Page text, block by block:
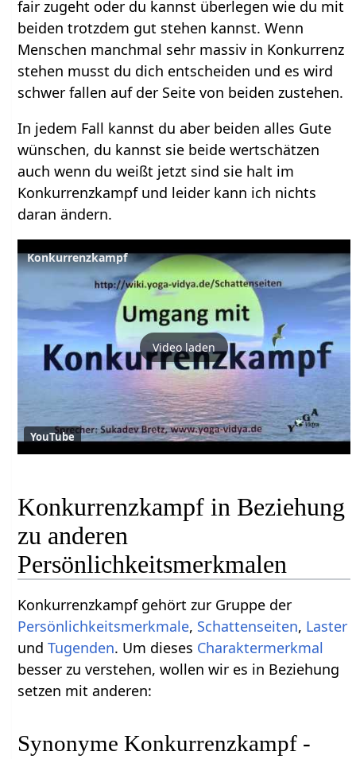
fair zugeht oder du kannst überlegen wie du mit
beiden trotzdem gut stehen kannst. Wenn
Menschen manchmal sehr massiv in Konkurrenz
stehen musst du dich entscheiden und es wird
schwer fallen auf der Seite von beiden zustehen.
In jedem Fall kannst du aber beiden alles Gute
wünschen, du kannst sie beide wertschätzen
auch wenn du weißt jetzt sind sie halt im
Konkurrenzkampf und leider kann ich nichts
daran ändern.
Konkurrenzkampf
Video laden
YouTube
Konkurrenzkampf in Beziehung
zu anderen
Persönlichkeitsmerkmalen
Konkurrenzkampf gehört zur Gruppe der
Persönlichkeitsmerkmale, Schattenseiten, Laster
undTugenden. Um dieses Charaktermerkmal
besser zu verstehen, wollen wir es in Beziehung
setzen mit anderen:
Synonyme Konkurrenzkampf -